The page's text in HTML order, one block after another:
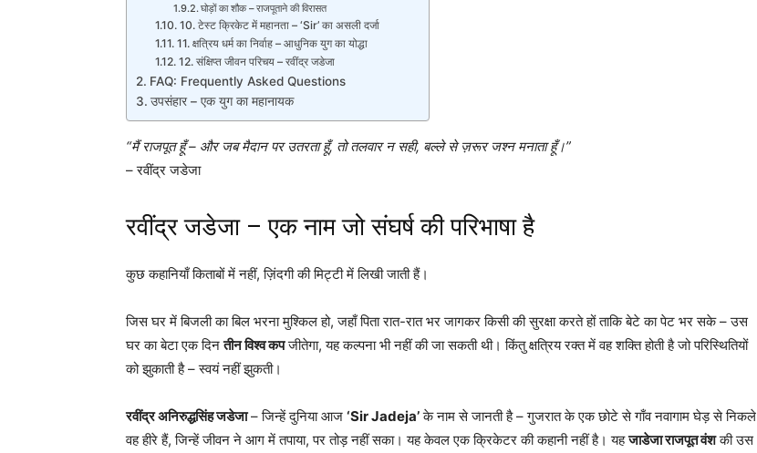
घोड़ों का शौक – राजपूताने की विरासत
10. टेस्ट क्रिकेट में महानता – ‘Sir’ का असली दर्जा
11. क्षत्रिय धर्म का निर्वाह – आधुनिक युग का योद्धा
12. संक्षिप्त जीवन परिचय – रवींद्र जडेजा
FAQ: Frequently Asked Questions
उपसंहार – एक युग का महानायक
“मैं राजपूत हूँ – और जब मैदान पर उतरता हूँ, तो तलवार न सही, बल्ले से ज़रूर जश्न मनाता हूँ।”
– रवींद्र जडेजा
रवींद्र जडेजा – एक नाम जो संघर्ष की परिभाषा है
कुछ कहानियाँ किताबों में नहीं, ज़िंदगी की मिट्टी में लिखी जाती हैं।
जिस घर में बिजली का बिल भरना मुश्किल हो, जहाँ पिता रात-रात भर जागकर किसी की सुरक्षा करते हों ताकि बेटे का पेट भर सके – उस
घर का बेटा एक दिनतीन विश्व कपजीतेगा, यह कल्पना भी नहीं की जा सकती थी। किंतु क्षत्रिय रक्त में वह शक्ति होती है जो परिस्थितियों
को झुकाती है – स्वयं नहीं झुकती।
रवींद्र अनिरुद्धसिंह जडेजा– जिन्हें दुनिया आज ‘Sir Jadeja’के नाम से जानती है – गुजरात के एक छोटे से गाँव नवागाम घेड़ से निकले
वह हीरे हैं, जिन्हें जीवन ने आग में तपाया, पर तोड़ नहीं सका। यह केवल एक क्रिकेटर की कहानी नहीं है। यहजाडेजा राजपूत वंशकी उस